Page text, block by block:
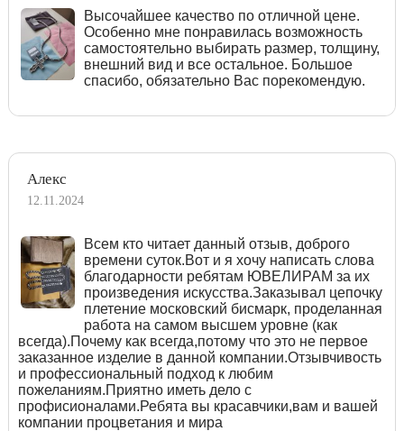
Высочайшее качество по отличной цене.
Особенно мне понравилась возможность
самостоятельно выбирать размер, толщину,
внешний вид и все остальное. Большое
спасибо, обязательно Вас порекомендую.
Алекс
12.11.2024
Всем кто читает данный отзыв, доброго
времени суток.Вот и я хочу написать слова
благодарности ребятам ЮВЕЛИРАМ за их
произведения искусства.Заказывал цепочку
плетение московский бисмарк, проделанная
работа на самом высшем уровне (как
всегда).Почему как всегда,потому что это не первое
заказанное изделие в данной компании.Отзывчивость
и профессиональный подход к любим
пожеланиям.Приятно иметь дело с
профисионалами.Ребята вы красавчики,вам и вашей
компании процветания и мира